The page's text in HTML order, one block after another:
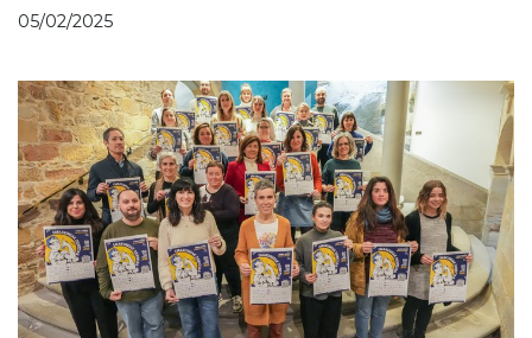
05/02/2025